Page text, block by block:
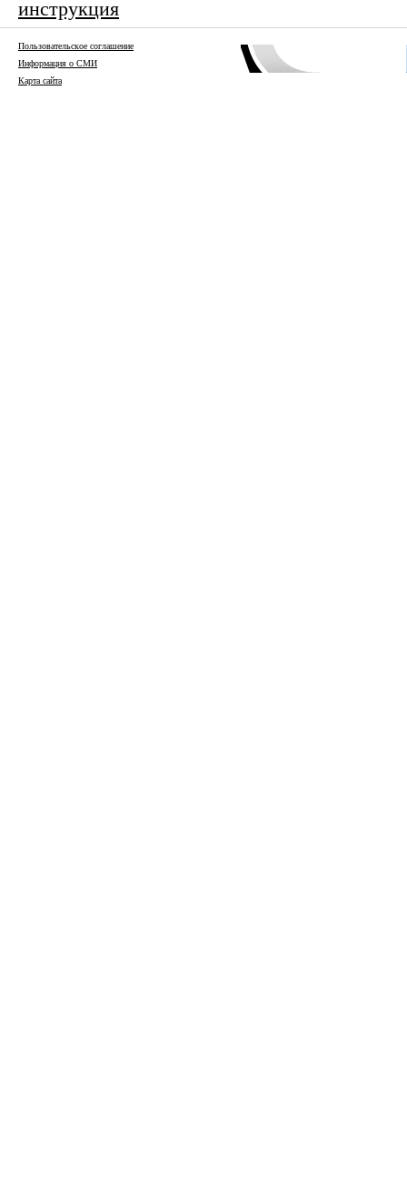
инструкция
Пользовательское соглашение
Информация о СМИ
Карта сайта